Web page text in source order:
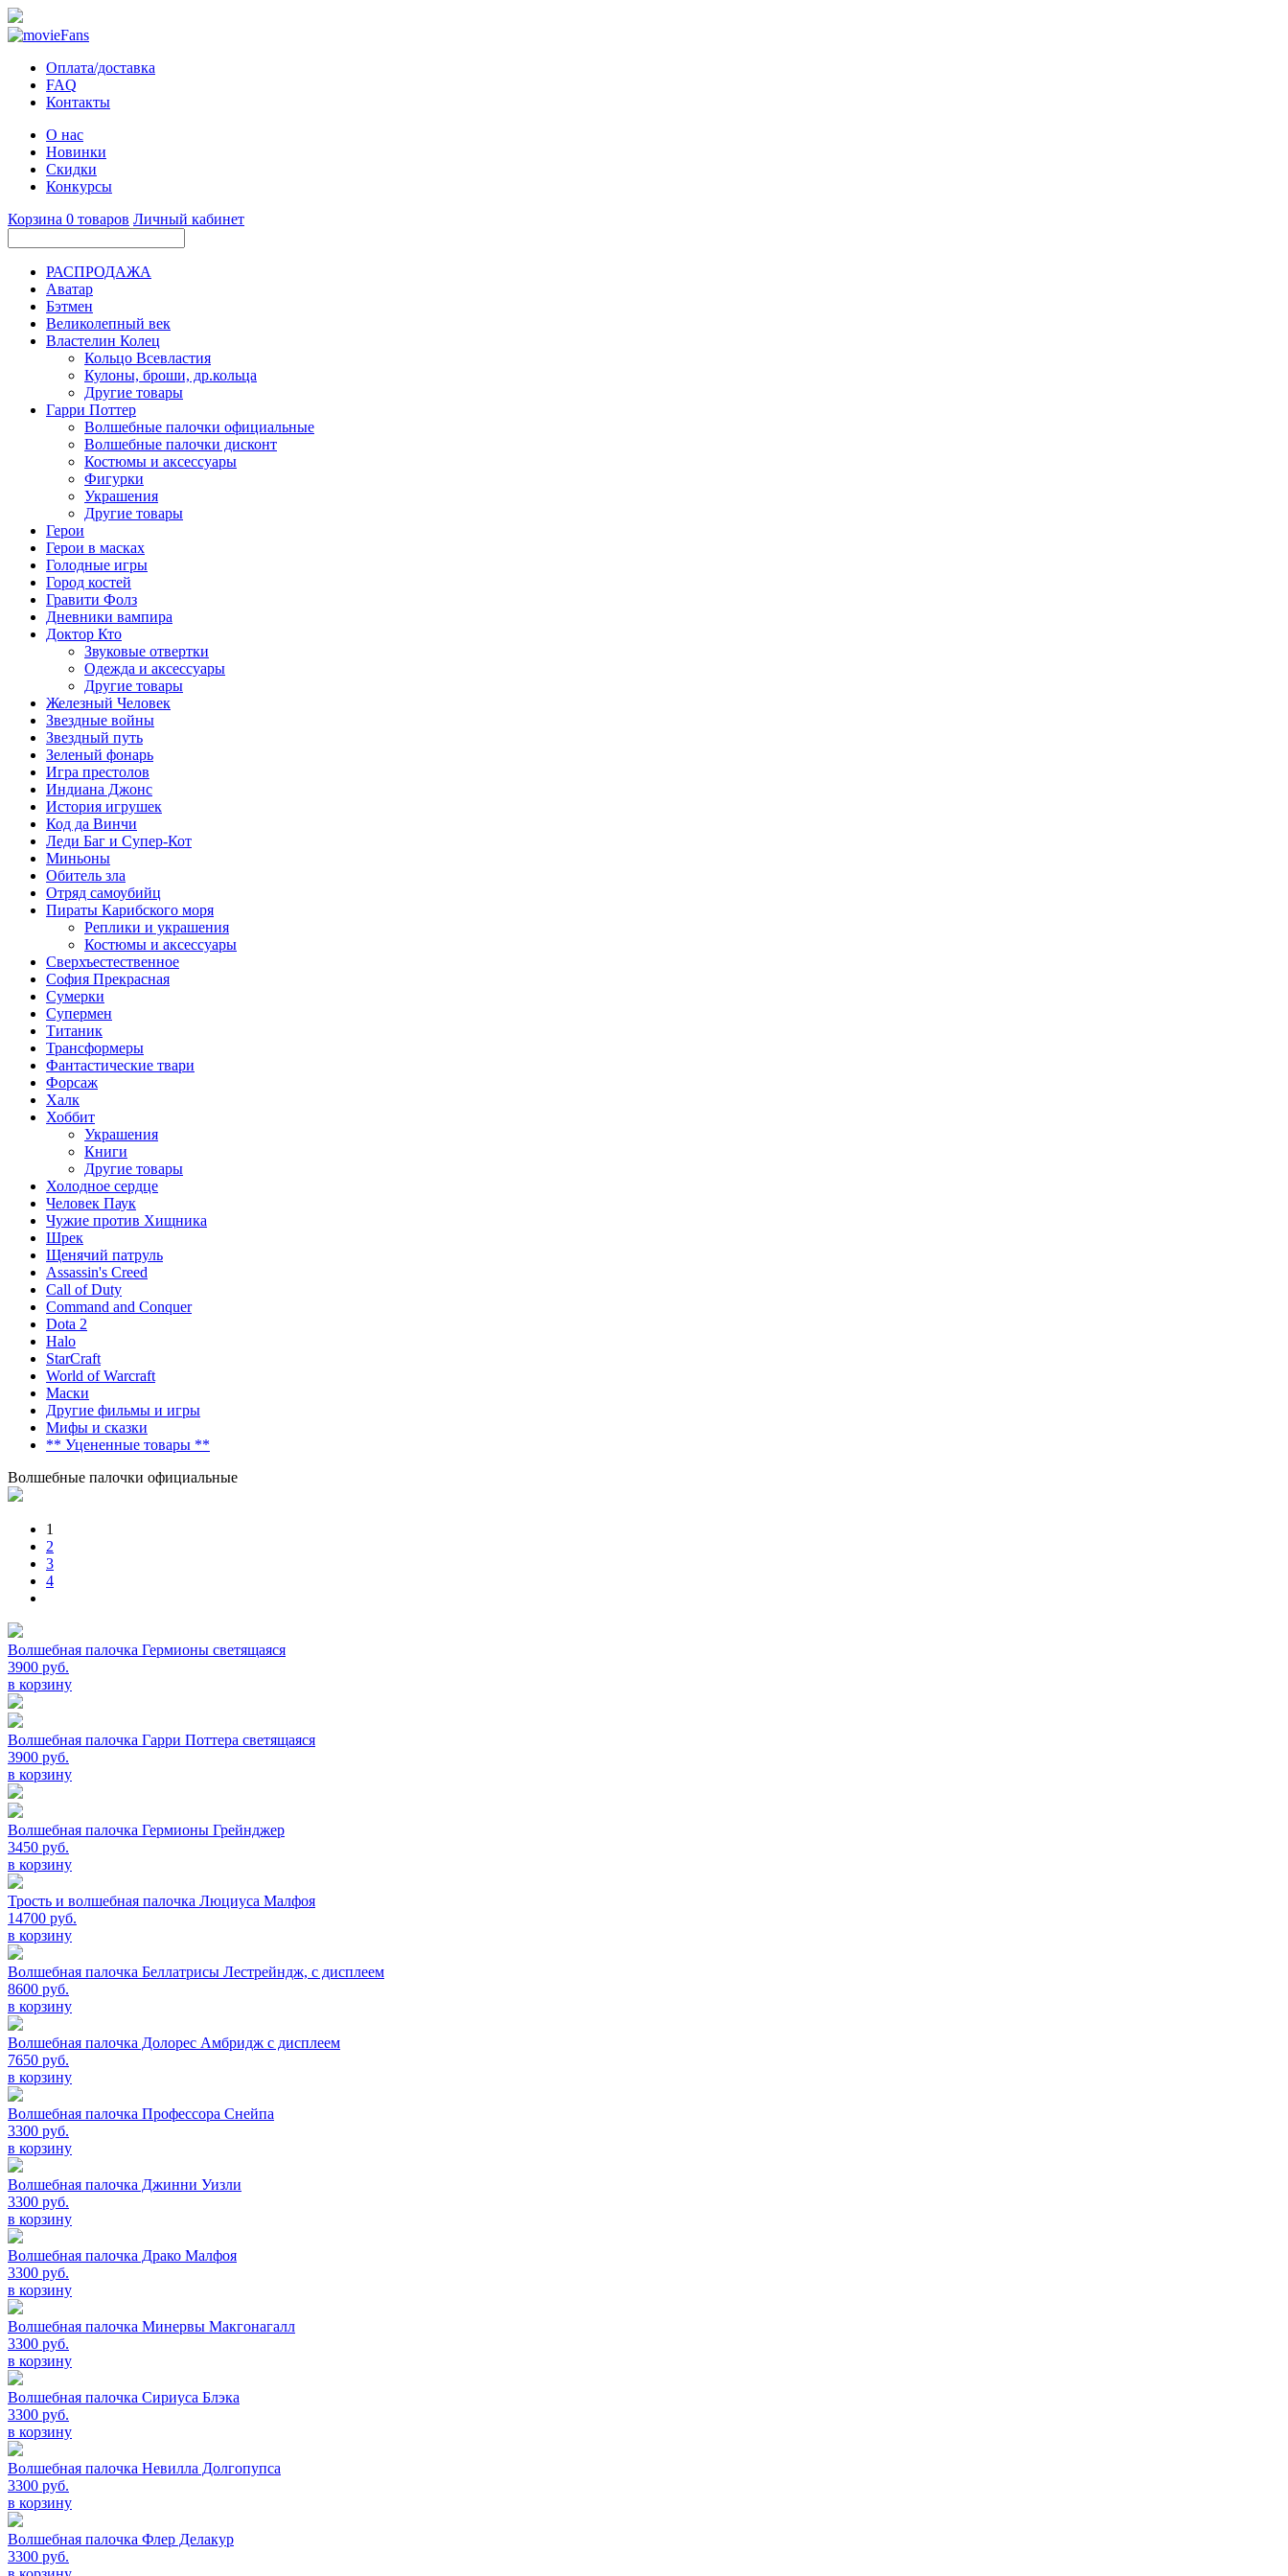
Оплата/доставка
FAQ
Контакты
О нас
Новинки
Скидки
Конкурсы
Корзина 0 товаров Личный кабинет
РАСПРОДАЖА
Аватар
Бэтмен
Великолепный век
Властелин Колец
Кольцо Всевластия
Кулоны, броши, др.кольца
Другие товары
Гарри Поттер
Волшебные палочки официальные
Волшебные палочки дисконт
Костюмы и аксессуары
Фигурки
Украшения
Другие товары
Герои
Герои в масках
Голодные игры
Город костей
Гравити Фолз
Дневники вампира
Доктор Кто
Звуковые отвертки
Одежда и аксессуары
Другие товары
Железный Человек
Звездные войны
Звездный путь
Зеленый фонарь
Игра престолов
Индиана Джонс
История игрушек
Код да Винчи
Леди Баг и Супер-Кот
Миньоны
Обитель зла
Отряд самоубийц
Пираты Карибского моря
Реплики и украшения
Костюмы и аксессуары
Сверхъестественное
София Прекрасная
Сумерки
Супермен
Титаник
Трансформеры
Фантастические твари
Форсаж
Халк
Хоббит
Украшения
Книги
Другие товары
Холодное сердце
Человек Паук
Чужие против Хищника
Шрек
Щенячий патруль
Assassin's Creed
Call of Duty
Command and Conquer
Dota 2
Halo
StarCraft
World of Warcraft
Маски
Другие фильмы и игры
Мифы и сказки
** Уцененные товары **
Волшебные палочки официальные
1
2
3
4
Волшебная палочка Гермионы светящаяся
3900 руб.
в корзину
Волшебная палочка Гарри Поттера светящаяся
3900 руб.
в корзину
Волшебная палочка Гермионы Грейнджер
3450 руб.
в корзину
Трость и волшебная палочка Люциуса Малфоя
14700 руб.
в корзину
Волшебная палочка Беллатрисы Лестрейндж, с дисплеем
8600 руб.
в корзину
Волшебная палочка Долорес Амбридж с дисплеем
7650 руб.
в корзину
Волшебная палочка Профессора Снейпа
3300 руб.
в корзину
Волшебная палочка Джинни Уизли
3300 руб.
в корзину
Волшебная палочка Драко Малфоя
3300 руб.
в корзину
Волшебная палочка Минервы Макгонагалл
3300 руб.
в корзину
Волшебная палочка Сириуса Блэка
3300 руб.
в корзину
Волшебная палочка Невилла Долгопупса
3300 руб.
в корзину
Волшебная палочка Флер Делакур
3300 руб.